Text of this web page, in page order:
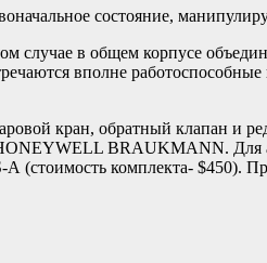
состояние,
в общем корпусе
вполне
кран, обратный клапан и
BRAUKMANN.
комплекта- $450).